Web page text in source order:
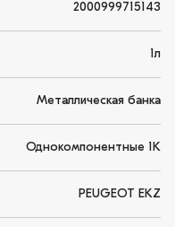
2000999715143
1л
Металлическая банка
Однокомпонентные 1K
PEUGEOT EKZ